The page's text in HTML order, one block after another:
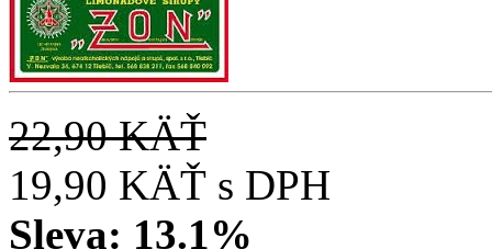
22,90 KÄŤ
19,90 KÄŤ s DPH
Sleva: 13.1%